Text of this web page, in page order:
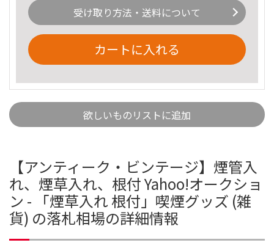
受け取り方法・送料について
カートに入れる
欲しいものリストに追加
【アンティーク・ビンテージ】煙管入
れ、煙草入れ、根付 Yahoo!オークショ
ン - 「煙草入れ 根付」喫煙グッズ (雑
貨) の落札相場の詳細情報